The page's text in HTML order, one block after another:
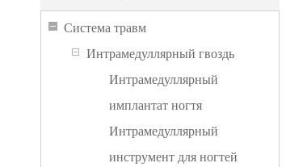
Система травм
Интрамедуллярный гвоздь
Интрамедуллярный
имплантат ногтя
Интрамедуллярный
инструмент для ногтей